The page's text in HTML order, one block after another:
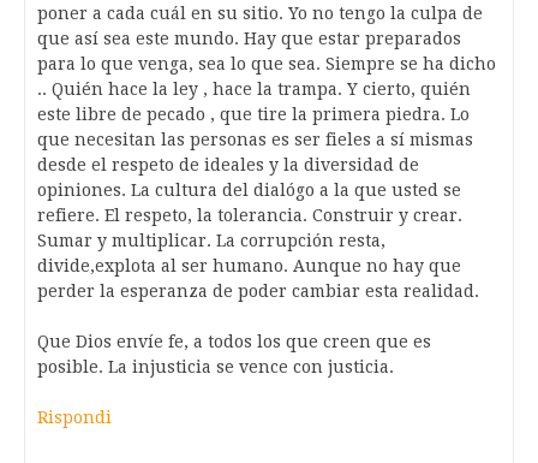
poner a cada cuál en su sitio. Yo no tengo la culpa de
que así sea este mundo. Hay que estar preparados
para lo que venga, sea lo que sea. Siempre se ha dicho
.. Quién hace la ley , hace la trampa. Y cierto, quién
este libre de pecado , que tire la primera piedra. Lo
que necesitan las personas es ser fieles a sí mismas
desde el respeto de ideales y la diversidad de
opiniones. La cultura del dialógo a la que usted se
refiere. El respeto, la tolerancia. Construir y crear.
Sumar y multiplicar. La corrupción resta,
divide,explota al ser humano. Aunque no hay que
perder la esperanza de poder cambiar esta realidad.
Que Dios envíe fe, a todos los que creen que es
posible. La injusticia se vence con justicia.
Rispondi